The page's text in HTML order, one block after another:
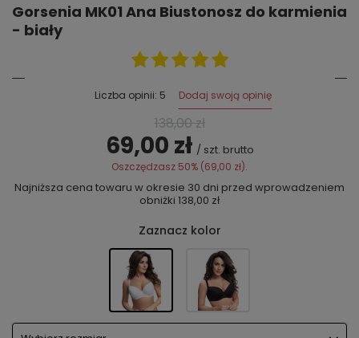
Gorsenia MK01 Ana Biustonosz do karmienia
- biały
Liczba opinii: 5 Dodaj swoją opinię
138,00 zł
69,00 zł / szt. brutto
Oszczędzasz 50% (69,00 zł).
Najniższa cena towaru w okresie 30 dni przed wprowadzeniem
obniżki 138,00 zł
Zaznacz kolor